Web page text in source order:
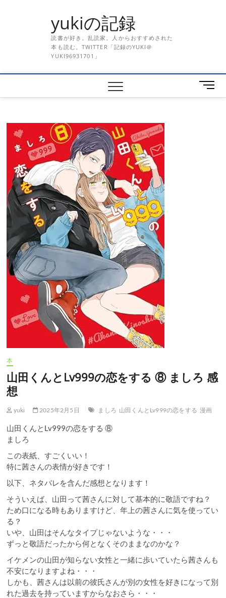
yukiの記録
読書が好き。乱読家。人からおすすめされた
本も読む。TWITTER「記録のYUKI＠
YUKI96931701」
メ
ニ
本
山田くんとLv999の恋をする ⑧ ましろ 感
想
yuki 2025年2月5日 ましろ 山田くんとLv999の恋をする 漫画
山田くんとLv999の恋をする ⑧
ましろ
この表紙、すごくいい！
特に茜さんの表情が好きです！
以下、ネタバレを含んだ感想となります！
そういえば、山田って茜さんに対して基本的に敬語ですね？
ため口になる時もありますけど、年上の茜さんに気を使ってい
る？
いや、山田はそんなタイプじゃないような・・・
ずっと敬語だったから何となくそのままなのかな？
イケメンの山田が知らない女性と一緒に歩いていたら茜さんも
不安になりますよね・・・
しかも、茜さんは以前の彼氏さんが別の女性を好きになって別
れた過去を持っていますからなおさら・・・